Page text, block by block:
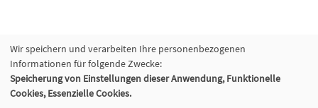
Wir speichern und verarbeiten Ihre personenbezogenen
Informationen für folgende Zwecke:
Speicherung von Einstellungen dieser Anwendung, Funktionelle
Cookies, Essenzielle Cookies.